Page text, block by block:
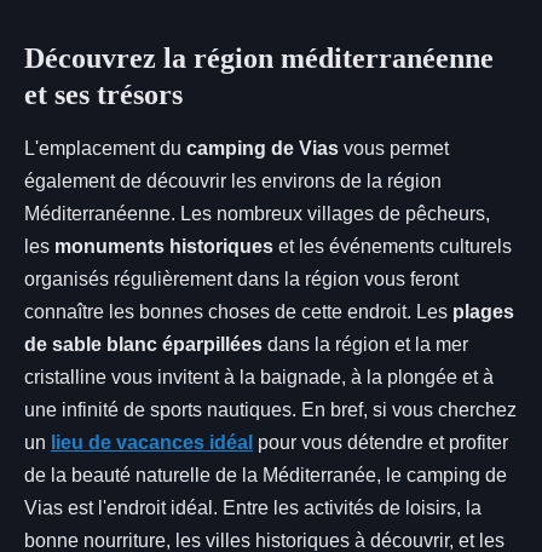
Découvrez la région méditerranéenne
et ses trésors
L'emplacement du camping de Vias vous permet
également de découvrir les environs de la région
Méditerranéenne. Les nombreux villages de pêcheurs,
les monuments historiques et les événements culturels
organisés régulièrement dans la région vous feront
connaître les bonnes choses de cette endroit. Les plages
de sable blanc éparpillées dans la région et la mer
cristalline vous invitent à la baignade, à la plongée et à
une infinité de sports nautiques. En bref, si vous cherchez
un lieu de vacances idéal pour vous détendre et profiter
de la beauté naturelle de la Méditerranée, le camping de
Vias est l'endroit idéal. Entre les activités de loisirs, la
bonne nourriture, les villes historiques à découvrir, et les